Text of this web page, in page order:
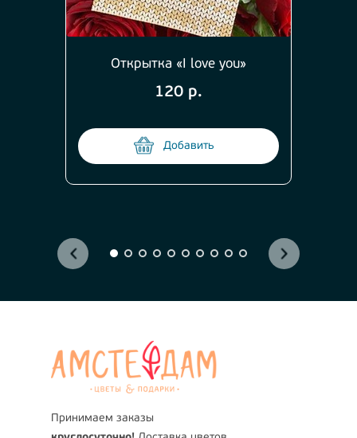
Открытка «I love you»
120 р.
Добавить
Принимаем заказы